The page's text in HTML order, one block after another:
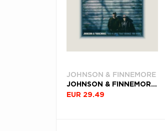
JOHNSON & FINNEMORE
JOHNSON & FINNEMORE, VINYL FIND A LOVE THAT BRINGS YOU HOME
EUR 29.49